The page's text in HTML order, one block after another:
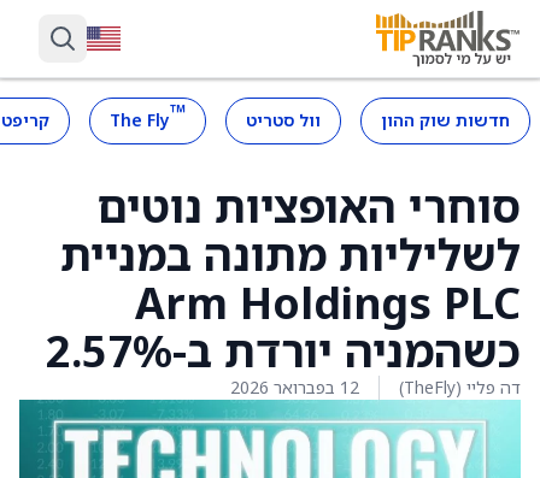
חדשות שוק ההון וול סטריט ™
The Fly
סוחרי האופציות נוטים
לשליליות מתונה במניית
Arm Holdings PLC
כשהמניה יורדת ב-2.57%
דה פליי (TheFly) 12 בפברואר 2026